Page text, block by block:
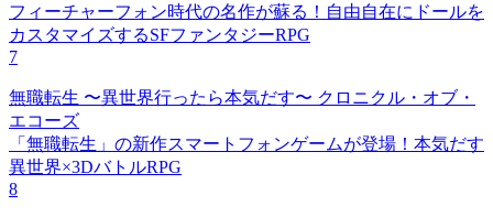
フィーチャーフォン時代の名作が蘇る！自由自在にドールを
カスタマイズするSFファンタジーRPG
7
無職転生 〜異世界行ったら本気だす〜 クロニクル・オブ・
エコーズ
「無職転生」の新作スマートフォンゲームが登場！本気だす
異世界×3DバトルRPG
8